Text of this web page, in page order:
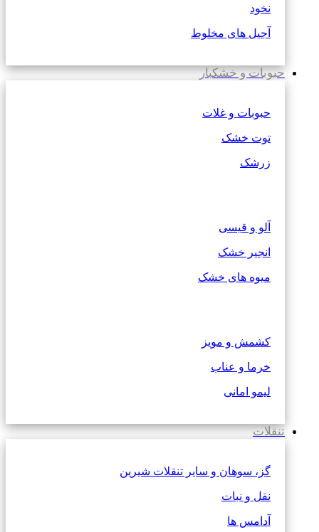
نخود
آجیل های مخلوط
حبوبات و خشکبار
حبوبات و غلات
توت خشک
زرشک
آلو و قیسی
انجیر خشک
میوه های خشک
کشمش و مویز
خرما و عناب
لیمو امانی
تنقلات
گز، سوهان و سایر تنقلات شیرین
نقل و نبات
آدامس ها